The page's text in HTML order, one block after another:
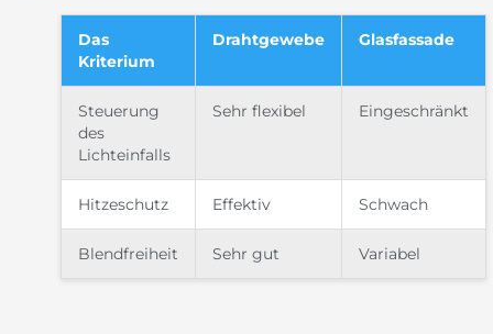
Das
Kriterium
Drahtgewebe Glasfassade
Steuerung
des
Lichteinfalls
Sehr flexibel Eingeschränkt
Hitzeschutz Effektiv Schwach
Blendfreiheit Sehr gut Variabel